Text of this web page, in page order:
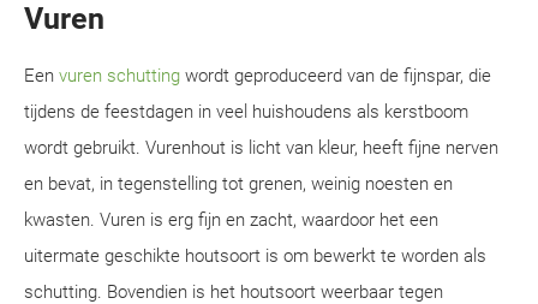
Vuren
Een vuren schutting wordt geproduceerd van de fijnspar, die
tijdens de feestdagen in veel huishoudens als kerstboom
wordt gebruikt. Vurenhout is licht van kleur, heeft fijne nerven
en bevat, in tegenstelling tot grenen, weinig noesten en
kwasten. Vuren is erg fijn en zacht, waardoor het een
uitermate geschikte houtsoort is om bewerkt te worden als
schutting. Bovendien is het houtsoort weerbaar tegen